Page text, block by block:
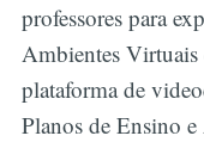
professores para
Ambientes
plataforma de
Planos de Ensino e